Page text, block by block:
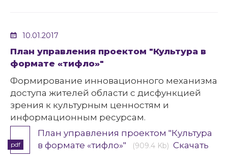
10.01.2017
План управления проектом "Культура в
формате «тифло»"
Формирование инновационного механизма
доступа жителей области с дисфункцией
зрения к культурным ценностям и
информационным ресурсам.
pdf
План управления проектом "Культура
в формате «тифло»"
(909.4 Kb) Скачать